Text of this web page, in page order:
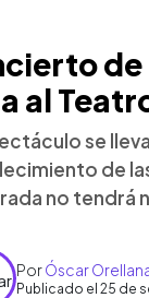
al
se
de
no tendrá
PorÓscar
Publicado el 25 de